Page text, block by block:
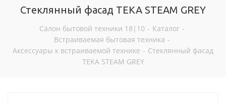
Стеклянный фасад TEKA STEAM GREY
Салон бытовой техники 18|10 - Каталог -
Встраиваемая бытовая техника -
Аксессуары к встраиваемой технике - Стеклянный фасад
TEKA STEAM GREY